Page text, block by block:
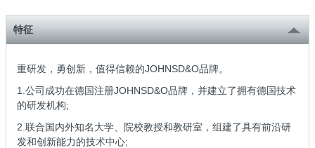
特征
重研发，勇创新，值得信赖的JOHNSD&O品牌。
1.公司成功在德国注册JOHNSD&O品牌，并建立了拥有德国技术
的研发机构;
2.联合国内外知名大学、院校教授和教研室，组建了具有前沿研
发和创新能力的技术中心;